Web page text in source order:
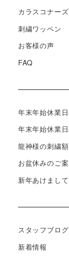
カラスコナーズ
刺繍ワッペン
お客様の声
FAQ
年末年始休業
年末年始休業
龍神様の刺繍
お盆休みのご
新年あけまし
スタッフブログ
新着情報